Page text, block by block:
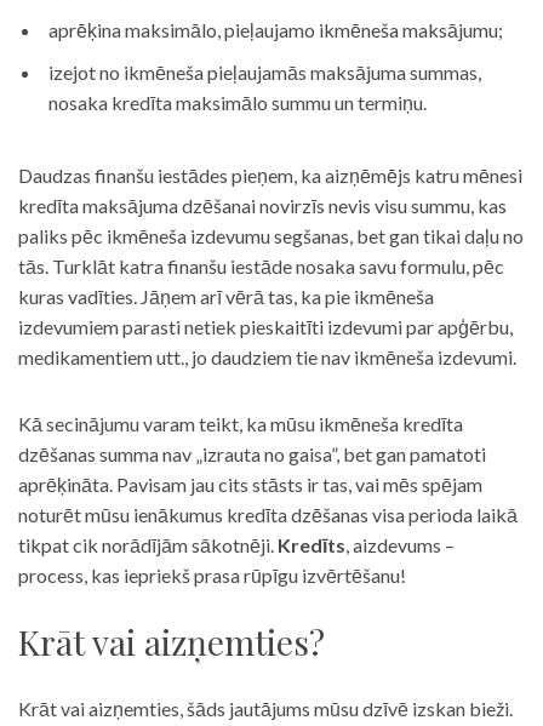
aprēķina maksimālo, pieļaujamo ikmēneša maksājumu;
izejot no ikmēneša pieļaujamās maksājuma summas,
nosaka kredīta maksimālo summu un termiņu.
Daudzas finanšu iestādes pieņem, ka aizņēmējs katru mēnesi
kredīta maksājuma dzēšanai novirzīs nevis visu summu, kas
paliks pēc ikmēneša izdevumu segšanas, bet gan tikai daļu no
tās. Turklāt katra finanšu iestāde nosaka savu formulu, pēc
kuras vadīties. Jāņem arī vērā tas, ka pie ikmēneša
izdevumiem parasti netiek pieskaitīti izdevumi par apģērbu,
medikamentiem utt., jo daudziem tie nav ikmēneša izdevumi.
Kā secinājumu varam teikt, ka mūsu ikmēneša kredīta
dzēšanas summa nav „izrauta no gaisa”, bet gan pamatoti
aprēķināta. Pavisam jau cits stāsts ir tas, vai mēs spējam
noturēt mūsu ienākumus kredīta dzēšanas visa perioda laikā
tikpat cik norādījām sākotnēji. Kredīts, aizdevums –
process, kas iepriekš prasa rūpīgu izvērtēšanu!
Krāt vai aizņemties?
Krāt vai aizņemties, šāds jautājums mūsu dzīvē izskan bieži.